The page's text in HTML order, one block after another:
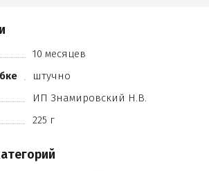
не менее 28%
10 месяцев
штучно
ИП Знамировский Н.В.
225 г